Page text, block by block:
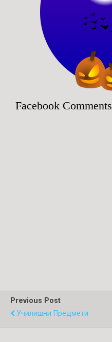
Facebook Comments
Previous Post
Училишни Предмети